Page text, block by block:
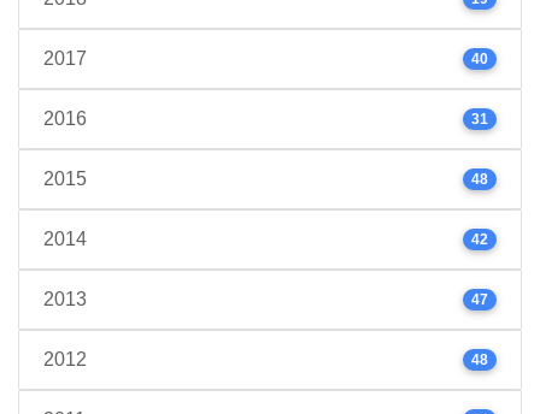
2017 40
2016 31
2015 48
2014 42
2013 47
2012 48